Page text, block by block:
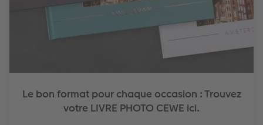
Le bon format pour chaque occasion : Trouvez
votre LIVRE PHOTO CEWE ici.